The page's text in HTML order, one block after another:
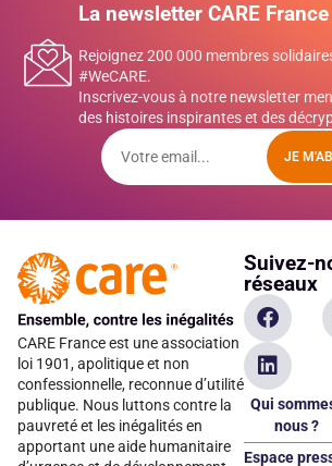
La newsletter CARE France
Rejoignez 200 000 membres
#WeCARE.
Inscrivez-vous à notre newsletter
des histoires inspirantes et des
JE
CARE France est une association
loi 1901, apolitique et non
confessionnelle, reconnue d’utilité
publique. Nous luttons contre la
pauvreté et les inégalités en
apportant une aide humanitaire
Suivez-
réseaux
Qui
nous ?
Espace